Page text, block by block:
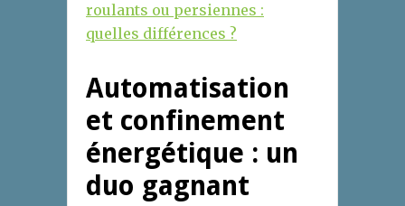
roulants ou persiennes :
quelles différences ?
Automatisation
et confinement
énergétique : un
duo gagnant